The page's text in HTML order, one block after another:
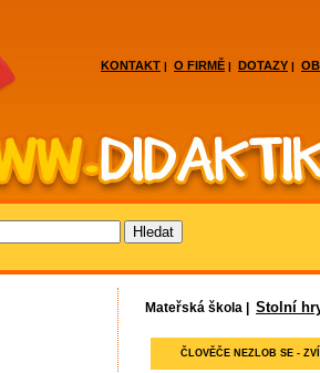
KONTAKT | O FIRMĚ | DOTAZY |
Mateřská škola | Stolní
ČLOVĚČE NEZLOB SE -